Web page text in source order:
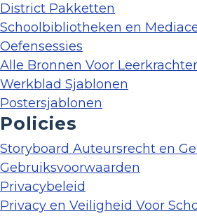
District Pakketten
Schoolbibliotheken en
Oefensessies
Alle Bronnen Voor
Werkblad Sjablonen
Postersjablonen
Policies
Storyboard Auteursrecht en
Gebruiksvoorwaarden
Privacybeleid
Privacy en Veiligheid Voor